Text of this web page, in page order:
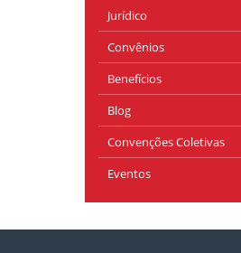
Jurídico
Convênios
Benefícios
Blog
Convenções Coletivas
Eventos